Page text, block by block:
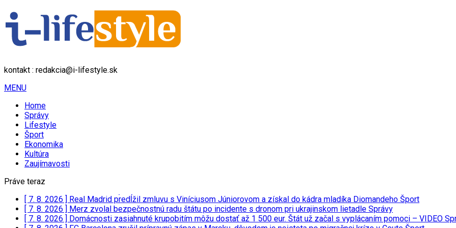
kontakt : redakcia@i-lifestyle.sk
MENU
Home
Správy
Lifestyle
Šport
Ekonomika
Kultúra
Zaujímavosti
Práve teraz
[ 7. 8. 2026 ] Real Madrid predĺžil zmluvu s Viníciusom Júniorovom a získal do kádra mladíka Diomandeho Šport
[ 7. 8. 2026 ] Merz zvolal bezpečnostnú radu štátu po incidente s dronom pri ukrajinskom lietadle Správy
[ 7. 8. 2026 ] Domácnosti zasiahnuté krupobitím môžu dostať až 1 500 eur. Štát už začal s vyplácaním pomoci – VIDEO